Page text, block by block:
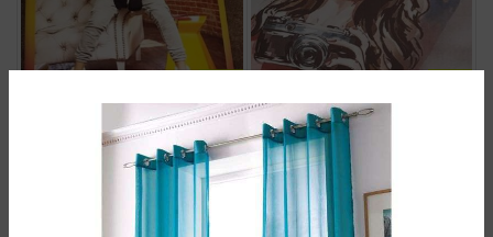
سرویس روتختی کودک girl
9.600.000
تومان
سرویس روتختی بچه گانه سلنا گومز
9.600.000